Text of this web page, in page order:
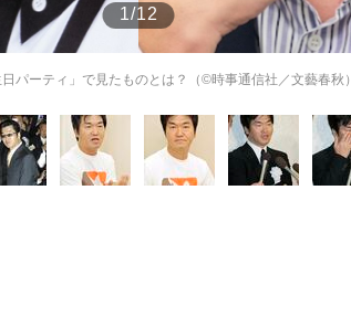
1/12
パーティ」で見たものとは？（©時事通信社／文藝春秋）